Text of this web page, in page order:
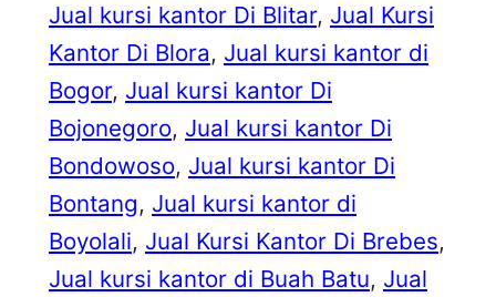
Jual kursi kantor Di Blitar, Jual Kursi
Kantor Di Blora, Jual kursi kantor di
Bogor, Jual kursi kantor Di
Bojonegoro, Jual kursi kantor Di
Bondowoso, Jual kursi kantor Di
Bontang, Jual kursi kantor di
Boyolali, Jual Kursi Kantor Di Brebes
Jual kursi kantor di Buah Batu, Jual